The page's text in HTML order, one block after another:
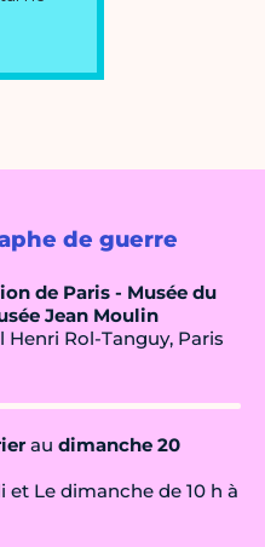
de guerre
de Paris - Musée du
Jean Moulin
Rol-Tanguy, Paris
au dimanche 20
et Le dimanche de 10 h à